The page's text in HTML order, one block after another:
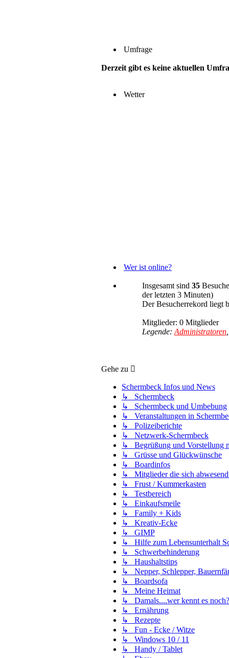
Umfrage
Derzeit gibt es keine aktuellen
Wetter
Wer ist online?
Insgesamt sind 35
der letzten 3 Minuten)
Der Besucherrekord liegt
Mitglieder: 0 Mitglieder
Legende: Administratoren
Gehe zu
Schermbeck Infos und News
↳ Schermbeck
↳ Schermbeck und Umbebung
↳ Veranstaltungen in
↳ Polizeiberichte
↳ Netzwerk-Schermbeck
↳ Begrüßung und Vorstellung
↳ Grüsse und Glückwünsche
↳ Boardinfos
↳ Mitglieder die sich
↳ Frust / Kummerkasten
↳ Testbereich
↳ Einkaufsmeile
↳ Family + Kids
↳ Kreativ-Ecke
↳ GIMP
↳ Hilfe zum Lebensunterhalt
↳ Schwerbehinderung
↳ Haushaltstips
↳ Nepper, Schlepper,
↳ Boardsofa
↳ Meine Heimat
↳ Damals....wer kennt es noch?
↳ Ernährung
↳ Rezepte
↳ Fun - Ecke / Witze
↳ Windows 10 / 11
↳ Handy / Tablet